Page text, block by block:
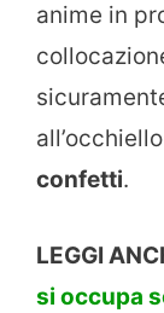
anime in
confetti.
LEGGI
si occupa